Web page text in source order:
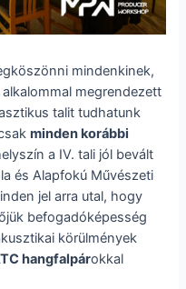
mindenkinek,
alkalommal megrendezett
talit tudhatunk
minden korábbi
a IV. tali jól bevált
és Alapfokú Művészeti
jel arra utal, hogy
befogadóképesség
körülmények
hangfalpárokkal